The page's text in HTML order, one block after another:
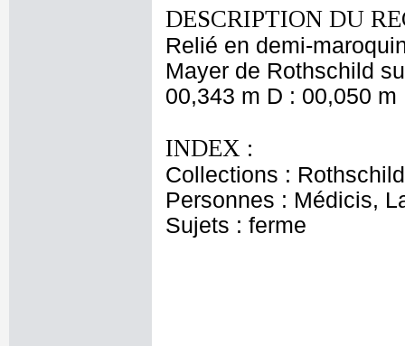
DESCRIPTION DU
Relié en demi-
Mayer de Rothschild
00,343 m D : 00,050
INDEX :
Collections :
Personnes : Médicis,
Sujets : ferme